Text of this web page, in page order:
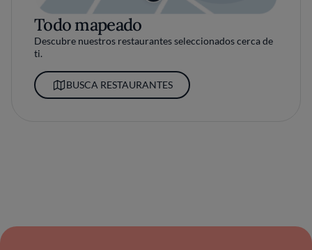
Todo mapeado
Descubre nuestros restaurantes seleccionados cerca de
ti.
BUSCA RESTAURANTES